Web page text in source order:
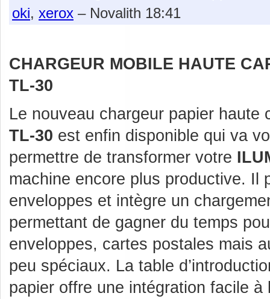
oki, xerox – Novalith 18:41
CHARGEUR MOBILE HAUTE
TL-30
Le nouveau chargeur papier haute
TL-30 est enfin disponible qui va
permettre de transformer votre
machine encore plus productive. Il
enveloppes et intègre un
permettant de gagner du temps
enveloppes, cartes postales mais
peu spéciaux. La table
papier offre une intégration facile à